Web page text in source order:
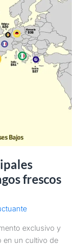
frescos
exclusivo y
en un cultivo de